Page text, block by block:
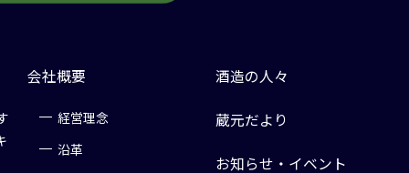
会社概要
経営理念
沿革
酒造の人々
蔵元だより
お知らせ・イベント